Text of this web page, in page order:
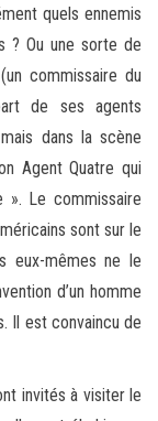
quels ennemis
? Ou une sorte de
commissaire du
de ses agents
dans la scène
Agent Quatre qui
». Le commissaire
sont sur le
eux-mêmes ne le
d’un homme
Il est convaincu de
invités à visiter le